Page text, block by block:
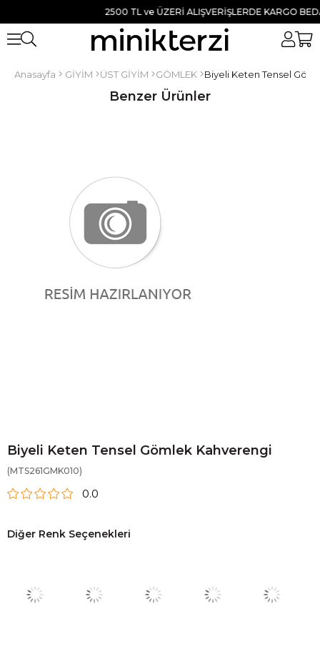
2500 TL ve ÜZERİ ALIŞVERİŞLERDE KARGO
Anasayfa GİYİM ÜST GİYİM GÖMLEK Biyeli Keten Tensel
Benzer Ürünler
Biyeli Keten Tensel Gömlek Kahverengi
(MTS261GMK010)
0.0
Diğer Renk Seçenekleri